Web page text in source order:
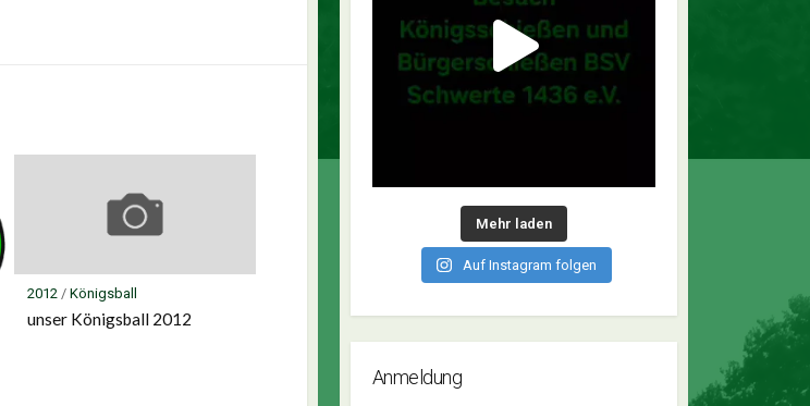
2012 /Königsball
unser Königsball 2012
Mehr laden
Auf Instagram folgen
Anmeldung